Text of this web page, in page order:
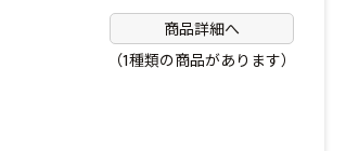
商品詳細へ
（1種類の商品があります）